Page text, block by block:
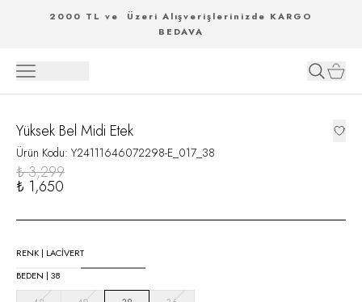
2000 TL ve Üzeri Alışverişlerinizde KARGO
BEDAVA
Yüksek Bel Midi Etek
Ürün Kodu: Y24111646072298-E_017_38
₺ 3,299
₺ 1,650
RENK | LACİVERT
BEDEN | 38